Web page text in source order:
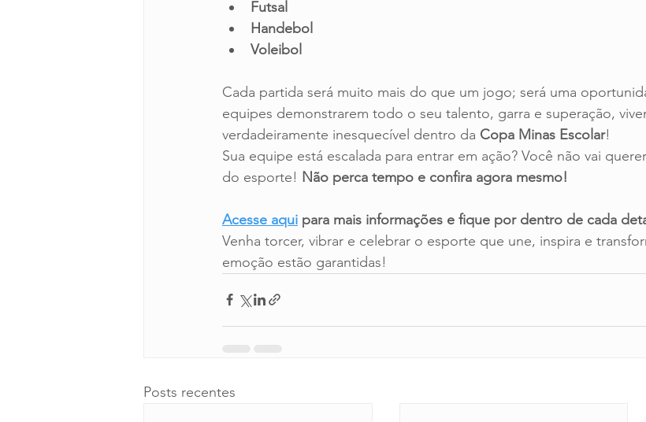
Futsal
Handebol
Voleibol
Cada partida será muito mais do que um jogo; será uma
equipes demonstrarem todo o seu talento, garra e superação,
verdadeiramente inesquecível dentro da Copa Minas Escolar!
Sua equipe está escalada para entrar em ação? Você não vai
do esporte! Não perca tempo e confira agora mesmo!
Acesse aqui para mais informações e fique por dentro de cada
Venha torcer, vibrar e celebrar o esporte que une, inspira e
emoção estão garantidas!
Posts recentes